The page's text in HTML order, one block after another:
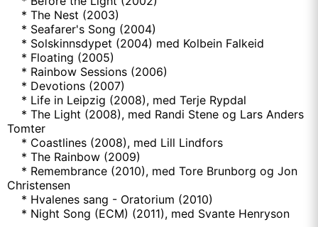
* The Nest (2003)
* Seafarer's Song (2004)
* Solskinnsdypet (2004) med Kolbein Falkeid
* Floating (2005)
* Rainbow Sessions (2006)
* Devotions (2007)
* Life in Leipzig (2008), med Terje Rypdal
* The Light (2008), med Randi Stene og Lars Anders
Tomter
* Coastlines (2008), med Lill Lindfors
* The Rainbow (2009)
* Remembrance (2010), med Tore Brunborg og Jon
Christensen
* Hvalenes sang - Oratorium (2010)
* Night Song (ECM) (2011), med Svante Henryson